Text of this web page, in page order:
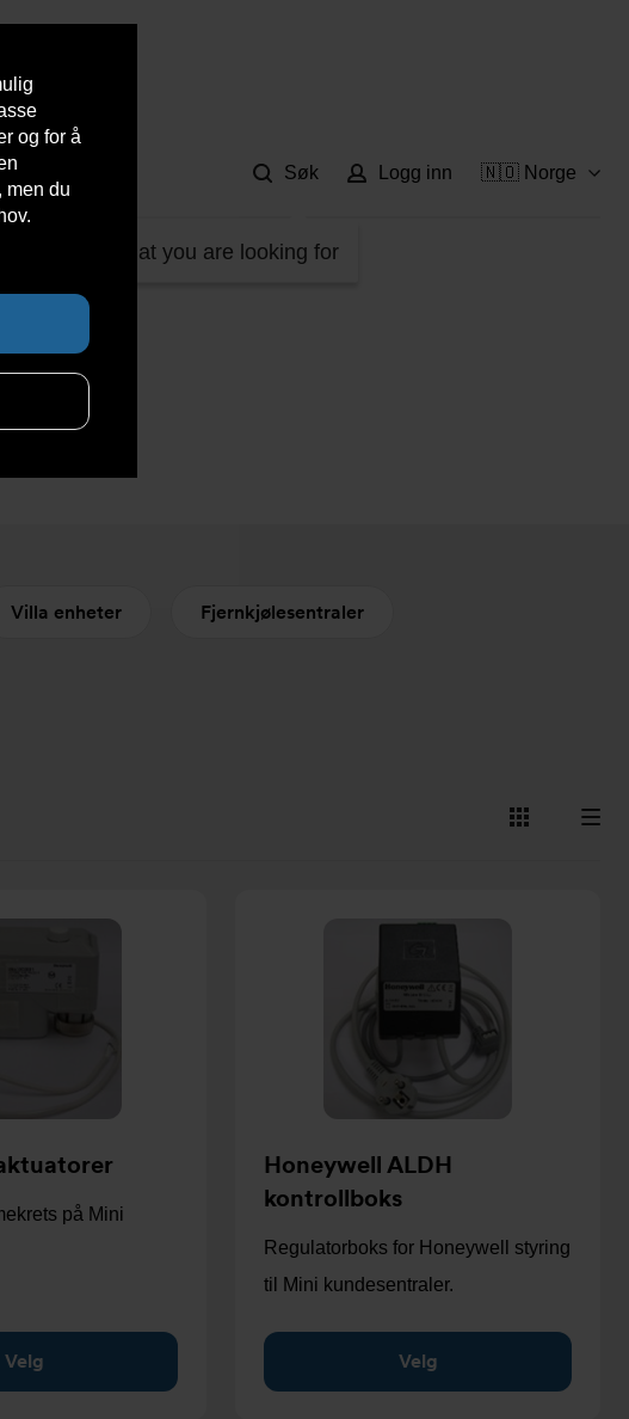
og for å
men du
Bærekraft
Find what you are looking for
Søk Logg inn 🇳🇴 Norge
Villa enheter Fjernkjølesentraler
Vis
Vis
på Mini
Velg
Honeywell ALDH
kontrollboks
Regulatorboks for Honeywell styring
til Mini kundesentraler.
Velg